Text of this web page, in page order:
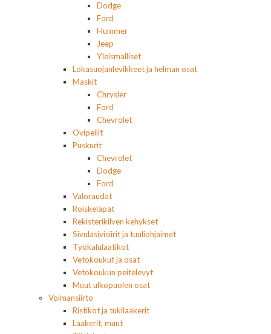
Dodge
Ford
Hummer
Jeep
Yleismalliset
Lokasuojanlevikkeet ja helman osat
Maskit
Chrysler
Ford
Chevrolet
Ovipeilit
Puskurit
Chevrolet
Dodge
Ford
Valoraudat
Roiskeläpät
Rekisterikilven kehykset
Sivulasivisiirit ja tuuliohjaimet
Työkalulaatikot
Vetokoukut ja osat
Vetokoukun peitelevyt
Muut ulkopuolen osat
Voimansiirto
Ristikot ja tukilaakerit
Laakerit, muut